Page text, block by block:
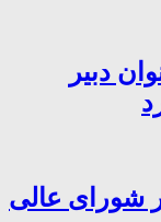
دبیر
شورای عالی